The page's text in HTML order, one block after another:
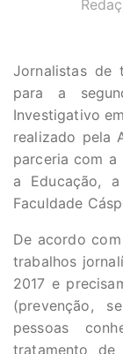
Jornalistas de
para a
Investigativo
realizado pela
parceria com a
a Educação,
Faculdade
De acordo
trabalhos
2017 e
(prevenção,
pessoas
tratamento